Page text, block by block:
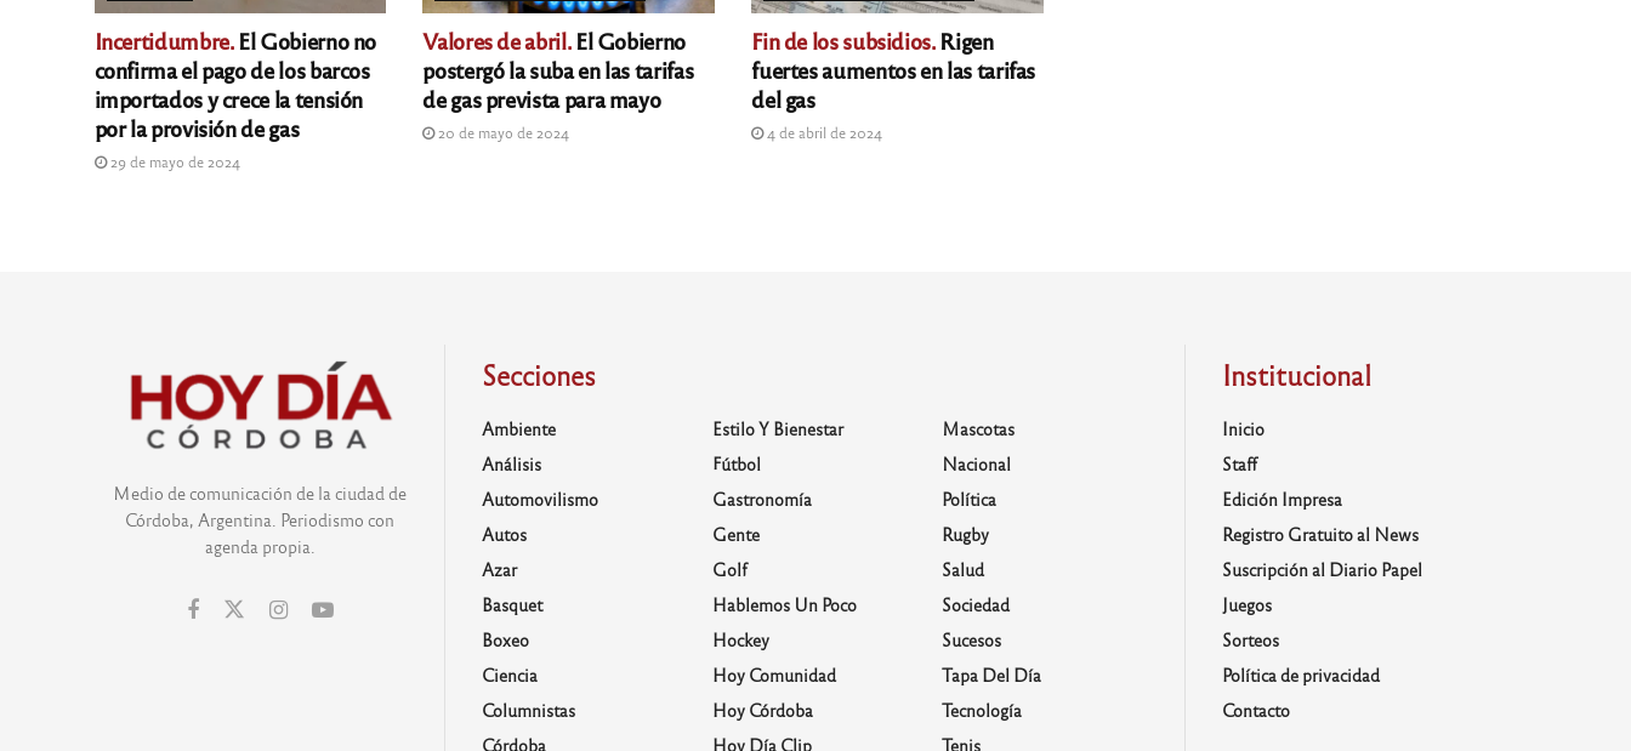
Incertidumbre.El Gobierno no
confirma el pago de los barcos
importados y crece la tensión
por la provisión de gas
29 de mayo de 2024
Valores de abril.El Gobierno
postergó la suba en las tarifas
de gas prevista para mayo
20 de mayo de 2024
Fin de los subsidios.Rigen
fuertes aumentos en las tarifas
del gas
4 de abril de 2024
Medio de comunicación de la ciudad de
Córdoba, Argentina. Periodismo con
agenda propia.
Secciones
Ambiente
Análisis
Automovilismo
Autos
Azar
Basquet
Boxeo
Ciencia
Columnistas
Córdoba
Estilo Y Bienestar
Fútbol
Gastronomía
Gente
Golf
Hablemos Un Poco
Hockey
Hoy Comunidad
Hoy Córdoba
Hoy Día Clip
Mascotas
Nacional
Política
Rugby
Salud
Sociedad
Sucesos
Tapa Del Día
Tecnología
Tenis
Institucional
Inicio
Staff
Edición Impresa
Registro Gratuito al News
Suscripción al Diario Papel
Juegos
Sorteos
Política de privacidad
Contacto